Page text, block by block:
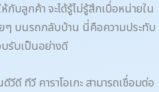
กับลูกค้า จะได้รู้ไม่รู้สึกเบื่อหน่ายใน
ยๆ บนรถกลับบ้าน นี่คือความประทับ
รับเป็นอย่างดี
วีดี ทีวี คาราโอเกะ สามารถเชื่อมต่อ